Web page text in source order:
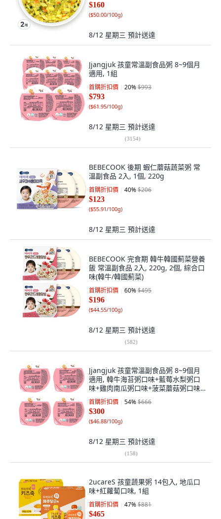
$160
($50.00/100g)
8/12 星期三 預計送達
Jjangjuk 孩童常溫副食品粥 8~9個月
適用, 1組
首購折扣價 20%$993
$793
($61.95/100g)
8/12 星期三 預計送達
(3154)
BEBECOOK 後期 蝦仁蘑菇蔬菜粥 常
溫副食品 2入, 1個, 220g
首購折扣價 40%$206
$123
($55.91/100g)
8/12 星期三 預計送達
BEBECOOK 完食期 韓牛韓國薊菜營養
飯 常溫副食品 2入, 220g, 2個, 綜合口
味(韓牛/韓國薊菜)
首購折扣價 60%$495
$196
($44.55/100g)
8/12 星期三 預計送達
(582)
Jjangjuk 孩童常溫副食品粥 8~9個月
適用, 韓牛海苔粥口味+藍莓水梨粥口
味+雞肉南瓜粥口味+菠菜蘑菇粥口味,
640g, 1組
首購折扣價 54%$666
$300
($46.88/100g)
8/12 星期三 預計送達
(158)
2ucareS 孩童蔬果粥 14包入, 地瓜口
味+紅蘿蔔口味, 1組
首購折扣價 47%$881
$465